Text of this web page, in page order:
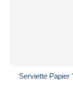
Serviette Papier